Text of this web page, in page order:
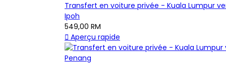
Transfert en voiture privée - Kuala Lumpur
Ipoh
549,00 RM
 Aperçu rapide